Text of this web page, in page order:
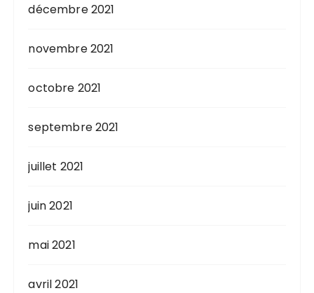
décembre 2021
novembre 2021
octobre 2021
septembre 2021
juillet 2021
juin 2021
mai 2021
avril 2021